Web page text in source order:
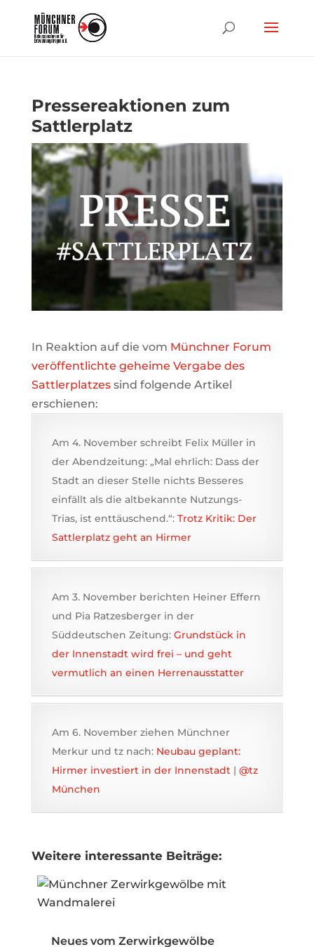
Pressereaktionen zum
Sattlerplatz
In Reaktion auf die vom Münchner Forum
veröffentlichte geheime Vergabe des
Sattlerplatzessind folgende Artikel
erschienen:
Am 4. November schreibt Felix Müller in
der Abendzeitung: „Mal ehrlich: Dass der
Stadt an dieser Stelle nichts Besseres
einfällt als die altbekannte Nutzungs-
Trias, ist enttäuschend.“: Trotz Kritik: Der
Sattlerplatz geht an Hirmer
Am 3. November berichten Heiner Effern
und Pia Ratzesberger in der
Süddeutschen Zeitung: Grundstück in
der Innenstadt wird frei – und geht
vermutlich an einen Herrenausstatter
Am 6. November ziehen Münchner
Merkur und tz nach: Neubau geplant:
Hirmer investiert in der Innenstadt| @tz
München
Weitere interessante Beiträge:
Neues vom Zerwirkgewölbe